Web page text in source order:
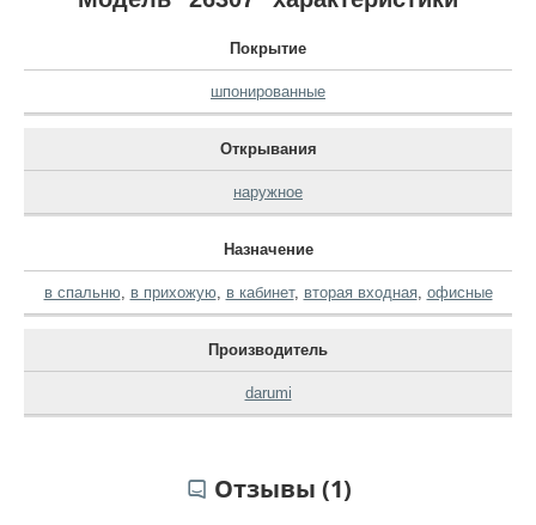
Покрытие
шпонированные
Открывания
наружное
Назначение
в спальню, в прихожую, в кабинет, вторая входная, офисные
Производитель
darumi
Отзывы (1)